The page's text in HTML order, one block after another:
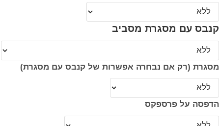
קנבס עם מסגרת מסביב
מסגרת (רק אם נבחרה אפשרות של קנבס עם מסגרת)
הדפסה על פרספקס